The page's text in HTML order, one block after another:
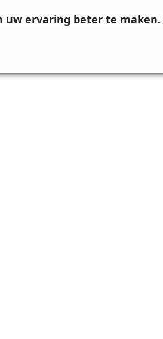
uw ervaring beter te maken.